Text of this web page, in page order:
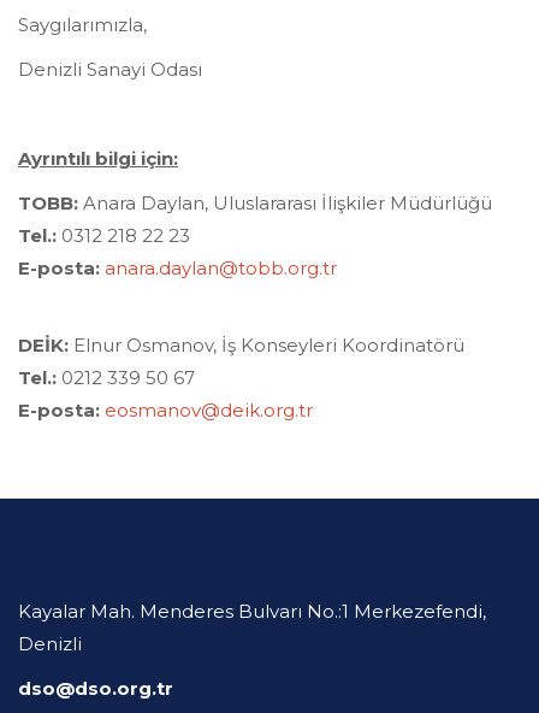
Saygılarımızla,
Denizli Sanayi Odası
Ayrıntılı bilgi için:
TOBB: Anara Daylan, Uluslararası İlişkiler Müdürlüğü
Tel.: 0312 218 22 23
E-posta: anara.daylan@tobb.org.tr
DEİK: Elnur Osmanov, İş Konseyleri Koordinatörü
Tel.: 0212 339 50 67
E-posta: eosmanov@deik.org.tr
Kayalar Mah. Menderes Bulvarı No.:1 Merkezefendi,
Denizli
dso@dso.org.tr